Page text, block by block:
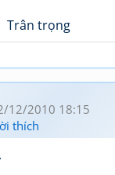
12/2010 18:15
thích